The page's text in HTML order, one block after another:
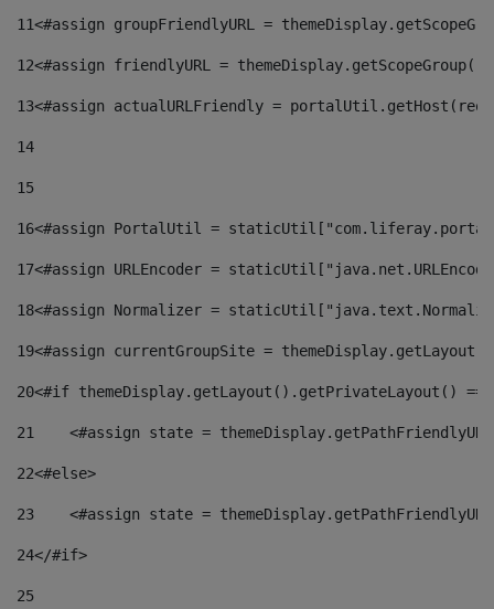
11<#assign groupFriendlyURL =
12<#assign friendlyURL =
13<#assign actualURLFriendly =
14
15
16<#assign PortalUtil =
17<#assign URLEncoder =
18<#assign Normalizer =
19<#assign currentGroupSite =
20<#if themeDisplay.getLayout().getPrivateLayout()
21
<#assign state =
22<#else>
23
<#assign state =
24</#if>
25